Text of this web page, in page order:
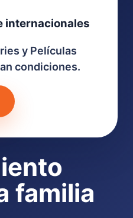
internacionales
y Películas
condiciones.
familia